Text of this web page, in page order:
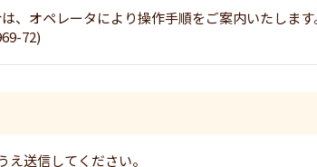
、オペレータにより操作手順をご案内いたします
72)
送信してください。